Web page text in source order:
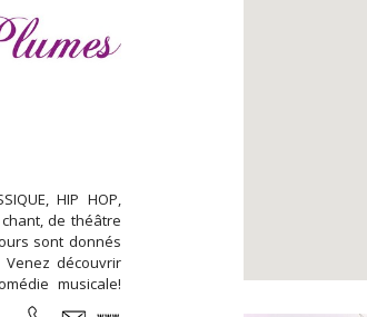
HIP HOP,
chant, de théâtre
sont donnés
découvrir
musicale!
vacances,